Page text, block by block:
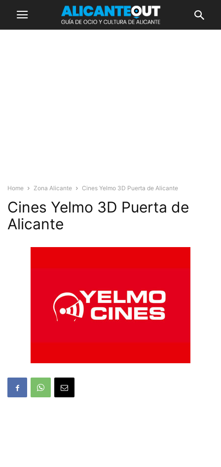
Home Zona Alicante Cines Yelmo 3D Puerta de Alicante
Cines Yelmo 3D Puerta de
Alicante